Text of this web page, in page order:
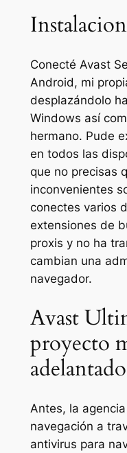
Conecté Avast
Android, mi
desplazándolo
Windows así­
hermano. Pude
en todos las
que no precisas
inconvenientes
conectes varios
extensiones de
proxis y no ha
cambian una
navegador.
Avast
proyecto
adelantado
Antes, la
navegación a
antivirus para